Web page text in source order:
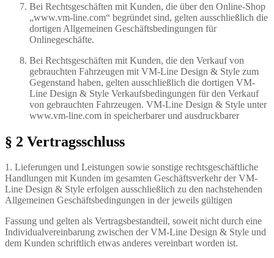
Bei Rechtsgeschäften mit Kunden, die über den Online-Shop
„www.vm-line.com“ begründet sind, gelten ausschließlich die
dortigen Allgemeinen Geschäftsbedingungen für
Onlinegeschäfte.
Bei Rechtsgeschäften mit Kunden, die den Verkauf von
gebrauchten Fahrzeugen mit VM-Line Design & Style zum
Gegenstand haben, gelten ausschließlich die dortigen VM-
Line Design & Style Verkaufsbedingungen für den Verkauf
von gebrauchten Fahrzeugen. VM-Line Design & Style unter
www.vm-line.com in speicherbarer und ausdruckbarer
§ 2 Vertragsschluss
1. Lieferungen und Leistungen sowie sonstige rechtsgeschäftliche
Handlungen mit Kunden im gesamten Geschäftsverkehr der VM-
Line Design & Style erfolgen ausschließlich zu den nachstehenden
Allgemeinen Geschäftsbedingungen in der jeweils gültigen
Fassung und gelten als Vertragsbestandteil, soweit nicht durch eine
Individualvereinbarung zwischen der VM-Line Design & Style und
dem Kunden schriftlich etwas anderes vereinbart worden ist.